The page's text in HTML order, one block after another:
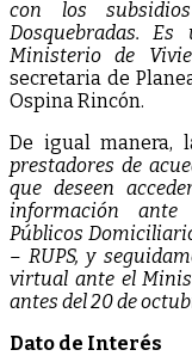
con los
Dosquebradas.
Ministerio de
secretaria de
Ospina Rincón.
De igual manera,
prestadores de
que deseen
información ante
Públicos
– RUPS, y
virtual ante el
antes del 20 de
Dato de Interés